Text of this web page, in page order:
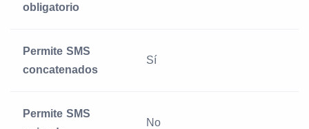
obligatorio
Permite SMS
concatenados
Sí
Permite SMS
No